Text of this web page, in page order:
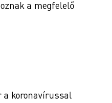
a megfelelő
a koronavírussal